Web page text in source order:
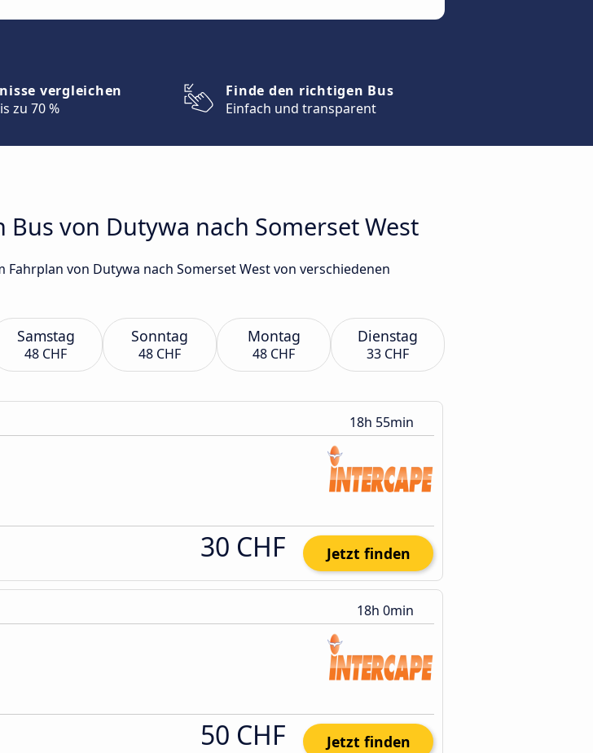
vergleichen
zu 70 %
Finde den richtigen Bus
Einfach und transparent
von Dutywa nach Somerset West
von Dutywa nach Somerset West von verschiedenen
Samstag
48 CHF
Sonntag
48 CHF
Montag
48 CHF
Dienstag
33 CHF
18h 55min
30 CHF Jetzt finden
18h 0min
50 CHF Jetzt finden